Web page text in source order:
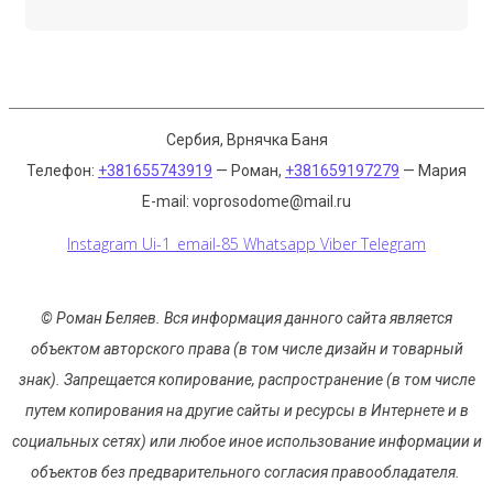
Сербия, Врнячка Баня
Телефон: +381655743919 — Роман, +381659197279 — Мария
E-mail: voprosodome@mail.ru
Instagram Ui-1_email-85 Whatsapp Viber Telegram
© Роман Беляев. Вся информация данного сайта является
объектом авторского права (в том числе дизайн и товарный
знак). Запрещается копирование, распространение (в том числе
путем копирования на другие сайты и ресурсы в Интернете и в
социальных сетях) или любое иное использование информации и
объектов без предварительного согласия правообладателя.